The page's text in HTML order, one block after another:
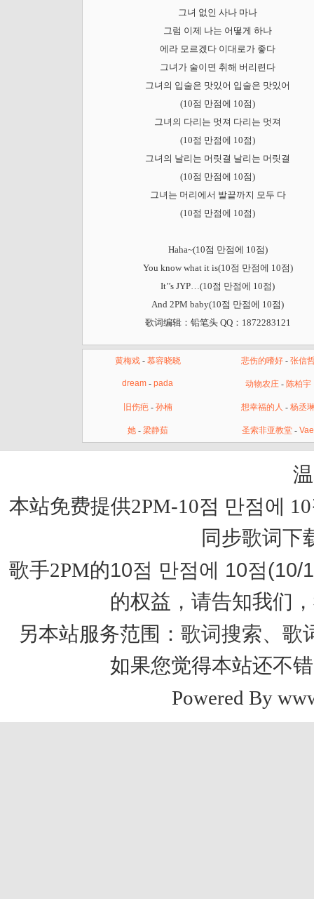
그녀 없인 사나 마나
그럼 이제 나는 어떻게 하나
에라 모르겠다 이대로가 좋다
그녀가 술이면 취해 버리련다
그녀의 입술은 맛있어 입술은 맛있어
(10점 만점에 10점)
그녀의 다리는 멋져 다리는 멋져
(10점 만점에 10점)
그녀의 날리는 머릿결 날리는 머릿결
(10점 만점에 10점)
그녀는 머리에서 발끝까지 모두 다
(10점 만점에 10점)
Haha~(10점 만점에 10점)
You know what it is(10점 만점에 10점)
It’’s JYP…(10점 만점에 10점)
And 2PM baby(10점 만점에 10점)
歌词编辑：铅笔头 QQ：1872283121
黄梅戏- 慕容晓晓 悲伤的嗜好- 张信
dream -pada 动物农庄- 陈柏宇
旧伤疤- 孙楠 想幸福的人 - 杨丞
她- 梁静茹 圣索非亚教堂 -Vae
本站免费提供2PM-10점 만점에
同步歌词下
歌手2PM的10점 만점에 10점(10/
的权益，请告知我们
另本站服务范围： 歌词搜索、 歌
如果您觉得本站还不
Powered By